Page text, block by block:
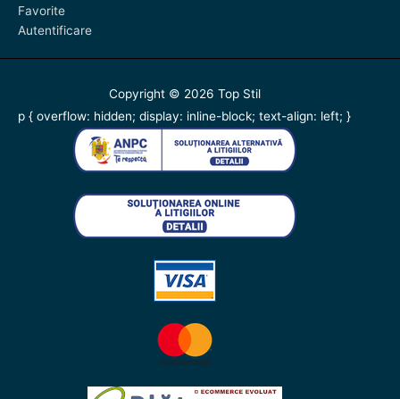
Favorite
Autentificare
Copyright © 2026 Top Stil
p { overflow: hidden; display: inline-block; text-align: left; }